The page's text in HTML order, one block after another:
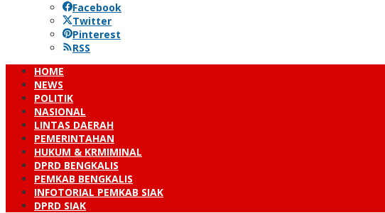
Facebook
Twitter
Pinterest
RSS
HOME
NEWS
POLITIK
NASIONAL
LINTAS DAERAH
PEMERINTAHAN
HUKUM & KRMIMINAL
DPRD BENGKALIS
PEMKAB BENGKALIS
INFOTORIAL PEMKAB SIAK
DPRD SIAK